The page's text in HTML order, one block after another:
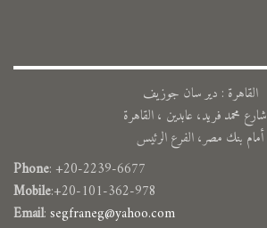
القاهرة : دير سان جوزيف
أمام بنك مصر، الفرع الرئيس
Phone: +20-2239-6677
Mobile:+20-101-362-978
Email:segfraneg@yahoo.com